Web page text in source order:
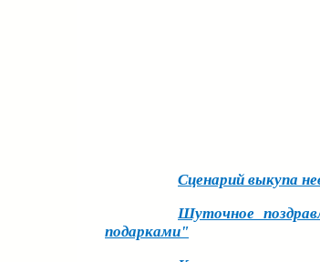
Сценарий выкупа
Шуточное
подарками"